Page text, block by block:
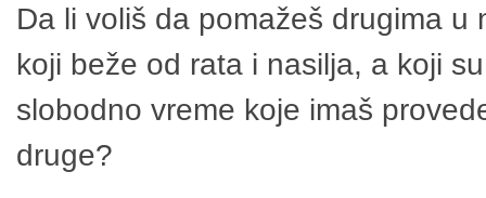
Da li voliš da pomažeš drugima
koji beže od rata i nasilja, a koji
slobodno vreme koje imaš
druge?